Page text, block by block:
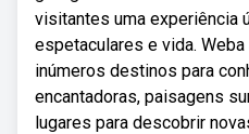
visitantes uma experiência
espetaculares e vida.
inúmeros destinos para
encantadoras, paisagens
lugares para descobrir